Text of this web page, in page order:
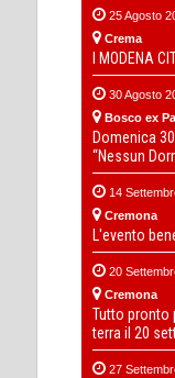
25 Agosto
Crema
I MODENA
30 Agosto
Bosco ex
Domenica
“Nessun
14
Cremona
L'evento
20
Cremona
Tutto pronto
terra il 20
27